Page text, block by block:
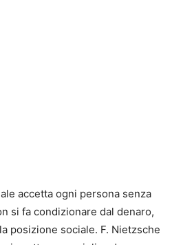
accetta ogni persona senza
si fa condizionare dal denaro,
posizione sociale. F. Nietzsche